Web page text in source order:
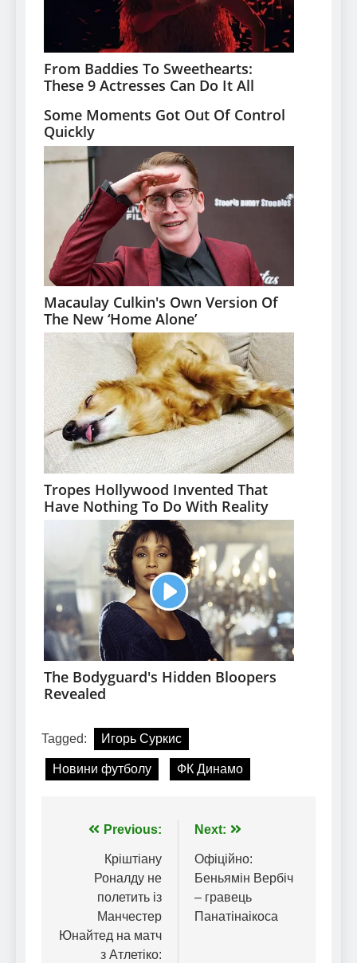
Tagged: Игорь Суркис
Новини футболу ФК Динамо
Навігація
записів
Previous:
Кріштіану
Роналду не
полетить із
Манчестер
Юнайтед на матч
з Атлетіко:
Next:
Офіційно:
Беньямін Вербіч
– гравець
Панатінаікоса